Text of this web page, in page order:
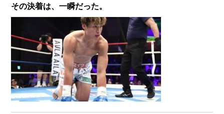
その決着は、一瞬だった。